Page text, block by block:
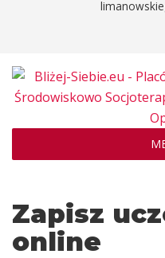
Zapisz
online